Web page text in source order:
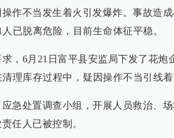
作不当发生着火引发爆炸。事故造
已脱离危险，目前生命体征平稳。
，6月21日富平县安监局下发了花炮
理库存过程中，疑因操作不当引线着
急处置调查小组，开展人员救治、
任人已被控制。